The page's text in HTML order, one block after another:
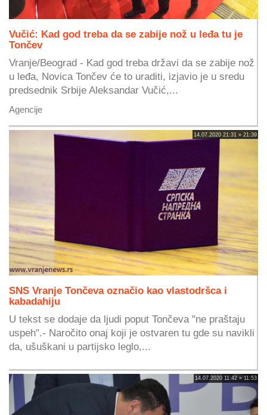
Vučić: Kad god treba da se zabije nož u leđa tu je
Tončev
Vranje/Beograd - Kad god treba državi da se zabije nož
u leđa, Novica Tončev će to uraditi, izjavio je u sredu
predsednik Srbije Aleksandar Vučić,...
Agencije
14.07.2020 21:31 » 21:39
SNS Vranje Tončeva označio kao vlastodršca i
kabadahiju
U tekst se dodaje da ljudi poput Tončeva "ne praštaju
uspeh".- Naročito onaj koji je ostvaren tu gde su navikli
da, ušuškani u partijsko leglo,...
14.07.2020 11:42 » 11:53